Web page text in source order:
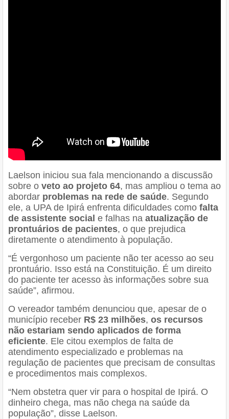
Laelson iniciou sua fala mencionando a discussão
sobre o veto ao projeto 64, mas ampliou o tema ao
abordar problemas na rede de saúde. Segundo
ele, a UPA de Ipirá enfrenta dificuldades como falta
de assistente social e falhas na atualização de
prontuários de pacientes, o que prejudica
diretamente o atendimento à população.
“É vergonhoso um paciente não ter acesso ao seu
prontuário. Isso está na Constituição. É um direito
do paciente ter acesso às informações sobre sua
saúde”, afirmou.
O vereador também denunciou que, apesar de o
município receber R$ 23 milhões, os recursos
não estariam sendo aplicados de forma
eficiente. Ele citou exemplos de falta de
atendimento especializado e problemas na
regulação de pacientes que precisam de consultas
e procedimentos mais complexos.
“Nem obstetra quer vir para o hospital de Ipirá. O
dinheiro chega, mas não chega na saúde da
população”, disse Laelson.